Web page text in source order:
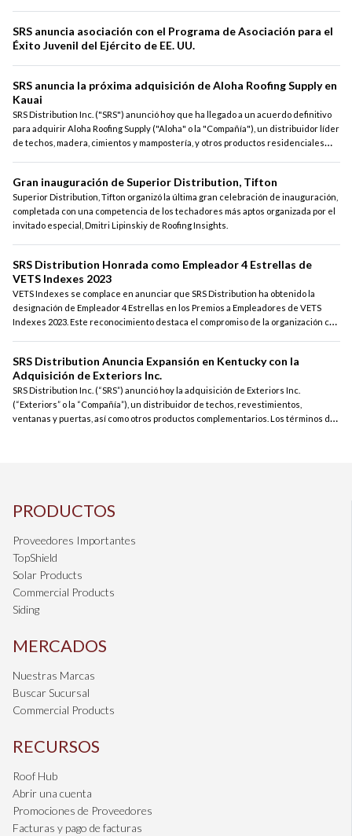
SRS anuncia asociación con el Programa de Asociación para el
Éxito Juvenil del Ejército de EE. UU.
SRS anuncia la próxima adquisición de Aloha Roofing Supply en
Kauai
SRS Distribution Inc. ("SRS") anunció hoy que ha llegado a un acuerdo definitivo
para adquirir Aloha Roofing Supply ("Aloha" o la "Compañía"), un distribuidor líder
de techos, madera, cimientos y mampostería, y otros productos residenciales
Gran inauguración de Superior Distribution, Tifton
Superior Distribution, Tifton organizó la última gran celebración de inauguración,
completada con una competencia de los techadores más aptos organizada por el
invitado especial, Dmitri Lipinskiy de Roofing Insights.
SRS Distribution Honrada como Empleador 4 Estrellas de
VETS Indexes 2023
VETS Indexes se complace en anunciar que SRS Distribution ha obtenido la
designación de Empleador 4 Estrellas en los Premios a Empleadores de VETS
Indexes 2023. Este reconocimiento destaca el compromiso de la organización con
SRS Distribution Anuncia Expansión en Kentucky con la
Adquisición de Exteriors Inc.
SRS Distribution Inc. (“SRS”) anunció hoy la adquisición de Exteriors Inc.
(“Exteriors” o la “Compañía”), un distribuidor de techos, revestimientos,
ventanas y puertas, así como otros productos complementarios. Los términos del
PRODUCTOS
Proveedores Importantes
TopShield
Solar Products
Commercial Products
Siding
MERCADOS
Nuestras Marcas
Buscar Sucursal
Commercial Products
RECURSOS
Roof Hub
Abrir una cuenta
Promociones de Proveedores
Facturas y pago de facturas